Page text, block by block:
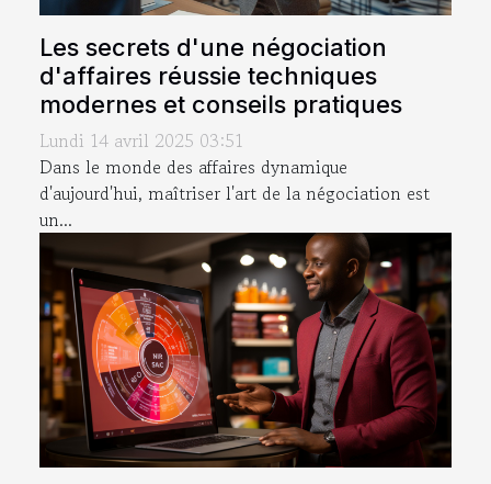
Les secrets d'une négociation
d'affaires réussie techniques
modernes et conseils pratiques
Lundi 14 avril 2025 03:51
Dans le monde des affaires dynamique
d'aujourd'hui, maîtriser l'art de la négociation est
un...